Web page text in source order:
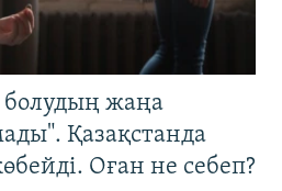
болудың жаңа
Қазақстанда
Оған не себеп?